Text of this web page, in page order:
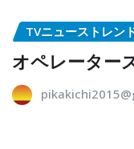
TVニューストレン
オペレーター